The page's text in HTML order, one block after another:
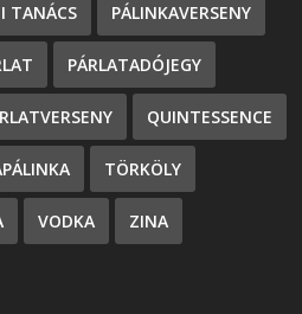
TANÁCS PÁLINKAVERSENY
PÁRLATADÓJEGY
QUINTESSENCE
TÖRKÖLY
VODKA ZINA